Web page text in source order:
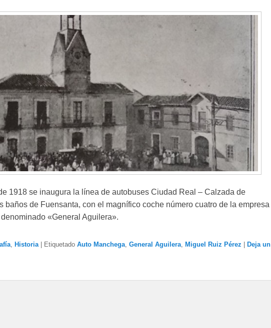
1918 se inaugura la línea de autobuses Ciudad Real – Calzada de
baños de Fuensanta, con el magnífico coche número cuatro de la empresa
«General Aguilera».
, Historia Etiquetado Auto Manchega, General Aguilera, Miguel Ruiz Pérez
Deja un